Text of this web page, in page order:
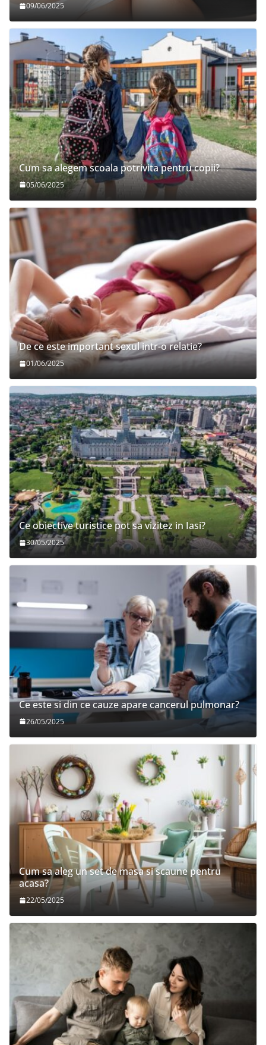
09/06/2025
Cum sa alegem scoala potrivita pentru copii?
05/06/2025
De ce este important sexul intr-o relatie?
01/06/2025
Ce obiective turistice pot sa vizitez in Iasi?
30/05/2025
Ce este si din ce cauze apare cancerul pulmonar?
26/05/2025
Cum sa aleg un set de masa si scaune pentru
acasa?
22/05/2025